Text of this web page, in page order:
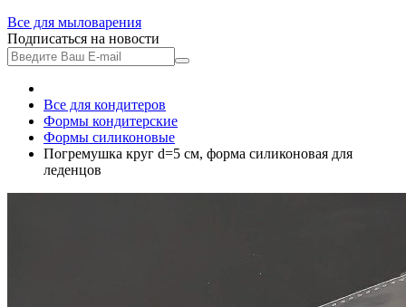
Все для мыловарения
Подписаться на новости
Все для кондитеров
Формы кондитерские
Формы силиконовые
Погремушка круг d=5 см, форма силиконовая для
леденцов